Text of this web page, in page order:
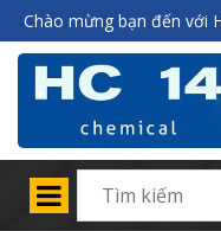
Chào mừng bạn đến với